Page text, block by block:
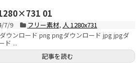
01
7/9 フリー素材, 人 1280x731
ウンロード png pngダウンロード jpg jpgダ
ド ...
記事を読む